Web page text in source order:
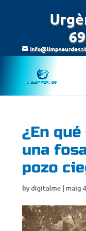
¿En
una
pozo
bydigitalme| maig